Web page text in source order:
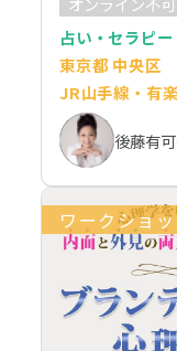
占い・セラピー
東京都 中央区
JR山手線・有
後藤有
ワークショ